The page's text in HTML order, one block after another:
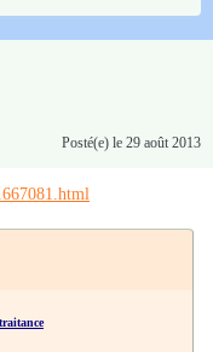
Posté(e) le 29 août 2013